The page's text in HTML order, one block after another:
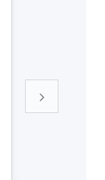
Siguiente